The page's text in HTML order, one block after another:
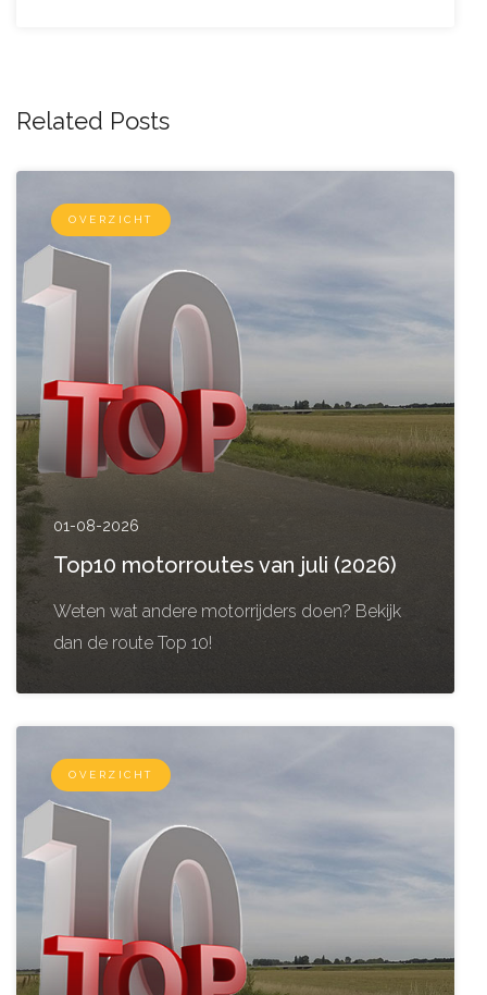
Related Posts
OVERZICHT
01-08-2026
Top10 motorroutes van juli (2026)
Weten wat andere motorrijders doen? Bekijk
dan de route Top 10!
OVERZICHT